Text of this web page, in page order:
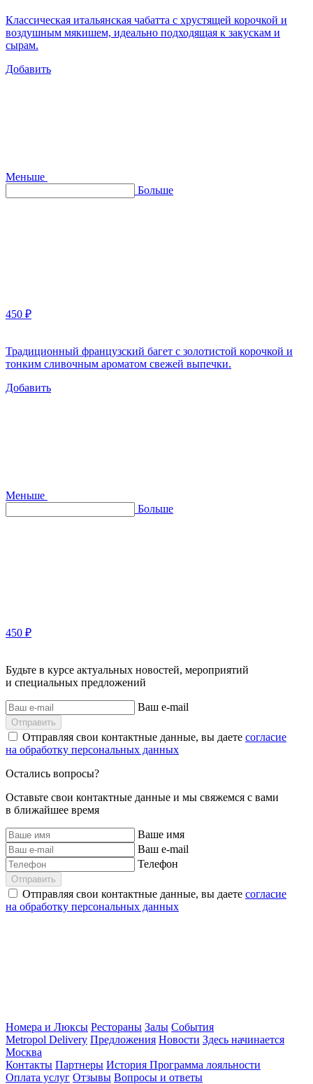
Классическая итальянская чабатта с хрустящей корочкой и
воздушным мякишем, идеально подходящая к закускам и
сырам.
Добавить
Меньше
Больше
450 ₽
Традиционный французский багет с золотистой корочкой и
тонким сливочным ароматом свежей выпечки.
Добавить
Меньше
Больше
450 ₽
Будьте в курсе актуальных новостей, мероприятий
и специальных предложений
Ваш e-mail
Отправить
Отправляя свои контактные данные, вы даете согласие
на обработку персональных данных
Остались вопросы?
Оставьте свои контактные данные и мы свяжемся с вами
в ближайшее время
Ваше имя
Ваш e-mail
Телефон
Отправить
Отправляя свои контактные данные, вы даете согласие
на обработку персональных данных
Номера и Люксы Рестораны Залы События
Metropol Delivery Предложения Новости Здесь начинается
Москва
Контакты Партнеры История Программа лояльности
Оплата услуг Отзывы Вопросы и ответы